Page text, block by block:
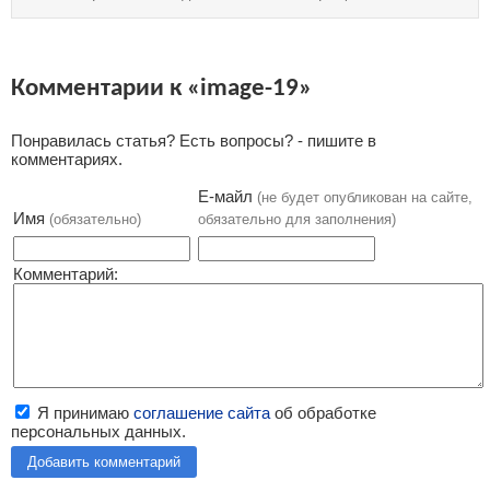
Комментарии к «image-19»
Понравилась статья? Есть вопросы? - пишите в
комментариях.
Имя (обязательно)
Е-майл (не будет опубликован на сайте,
обязательно для заполнения)
Комментарий:
Я принимаю соглашение сайта об обработке
персональных данных.
Добавить комментарий